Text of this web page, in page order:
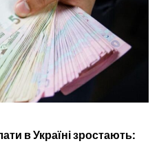
в Україні зростають: